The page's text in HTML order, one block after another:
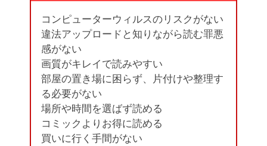
コンピューターウィルスのリスクがない
違法アップロードと知りながら読む罪悪
感がない
画質がキレイで読みやすい
部屋の置き場に困らず、片付けや整理す
る必要がない
場所や時間を選ばず読める
コミックよりお得に読める
買いに行く手間がない